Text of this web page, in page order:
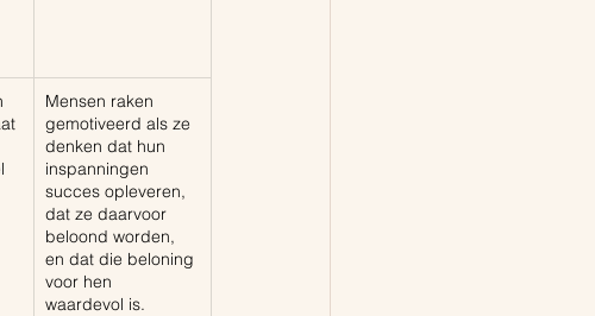
Mensen raken
gemotiveerd als ze
denken dat hun
inspanningen
succes opleveren,
dat ze daarvoor
beloond worden,
en dat die beloning
voor hen
waardevol is.